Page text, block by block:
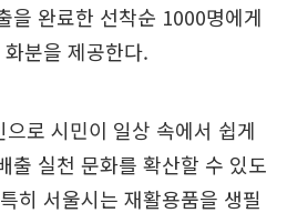
을 완료한 선착순 1000명에게
분을 제공한다.
로 시민이 일상 속에서 쉽게
출 실천 문화를 확산할 수 있도
히 서울시는 재활용품을 생필